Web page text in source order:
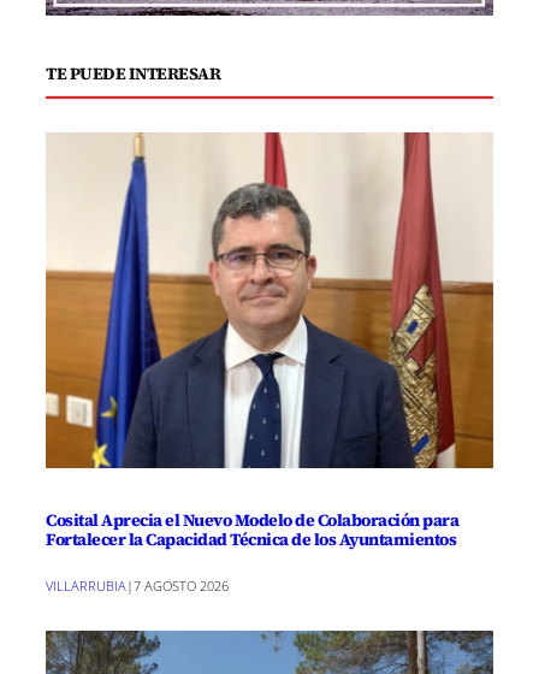
TE PUEDE INTERESAR
Cosital Aprecia el Nuevo Modelo de Colaboración para
Fortalecer la Capacidad Técnica de los Ayuntamientos
VILLARRUBIA |7 AGOSTO 2026